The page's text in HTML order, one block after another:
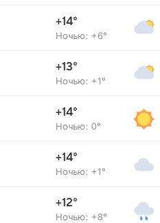
+14°
Ночью: +6°
+13°
Ночью: +1°
+14°
Ночью: 0°
+14°
Ночью: +1°
+12°
Ночью: +8°